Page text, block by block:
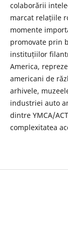
colaborării
marcat relațiile
momente
promovate prin
instituțiilor
America,
americani de
arhivele,
industriei auto
dintre YMCA/
complexitatea